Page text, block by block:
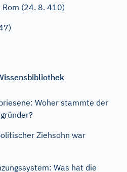
(24. 8. 410)
Woher stammte der
Ziehsohn war
Was hat die